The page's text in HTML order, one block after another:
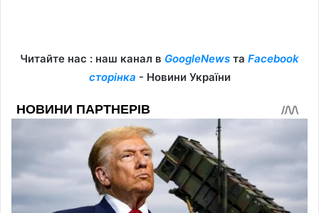
Читайте нас : наш канал в GoogleNews та Facebook
сторінка - Новини України